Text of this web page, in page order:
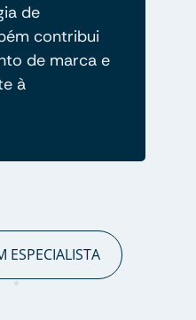
de
contribui
de marca e
à
ESPECIALISTA